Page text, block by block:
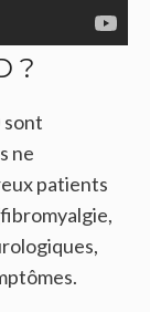
?
sont
ne
patients